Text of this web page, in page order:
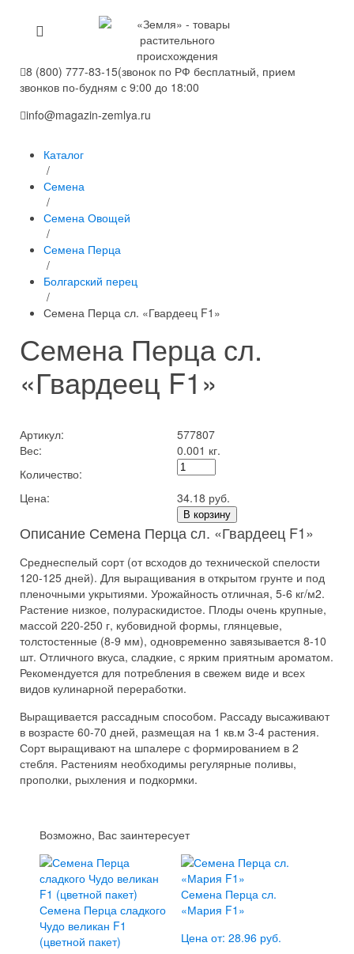
8 (800) 777-83-15(звонок по РФ бесплатный, прием
звонков по-будням с 9:00 до 18:00
info@magazin-zemlya.ru
Каталог
/
Семена
/
Семена Овощей
/
Семена Перца
/
Болгарский перец
/
Семена Перца сл. «Гвардеец F1»
Семена Перца сл.
«Гвардеец F1»
Артикул:
577807
Вес:
0.001 кг.
Количество:
Цена:
34.18 руб.
В корзину
Описание Семена Перца сл. «Гвардеец F1»
Среднеспелый сорт (от всходов до технической спелости
120-125 дней). Для выращивания в открытом грунте и под
пленочными укрытиями. Урожайность отличная, 5-6 кг/м2.
Растение низкое, полураскидистое. Плоды очень крупные,
массой 220-250 г, кубовидной формы, глянцевые,
толстостенные (8-9 мм), одновременно завязывается 8-10
шт. Отличного вкуса, сладкие, с ярким приятным ароматом.
Рекомендуется для потребления в свежем виде и всех
видов кулинарной переработки.
Выращивается рассадным способом. Рассаду высаживают
в возрасте 60-70 дней, размещая на 1 кв.м 3-4 растения.
Сорт выращивают на шпалере с формированием в 2
стебля. Растениям необходимы регулярные поливы,
прополки, рыхления и подкормки.
Возможно, Вас заинтересует
Семена Перца сладкого
Чудо великан F1
(цветной пакет)
Семена Перца сл.
«Мария F1»
Цена от: 28.96 руб.